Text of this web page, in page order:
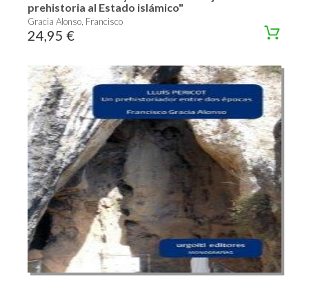
prehistoria al Estado islámico"
Gracia Alonso, Francisco
24,95 €